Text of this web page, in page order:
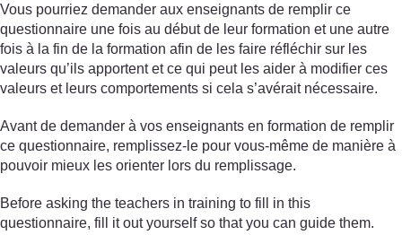
Vous pourriez demander aux enseignants de remplir ce
questionnaire une fois au début de leur formation et une autre
fois à la fin de la formation afin de les faire réfléchir sur les
valeurs qu’ils apportent et ce qui peut les aider à modifier ces
valeurs et leurs comportements si cela s’avérait nécessaire.
Avant de demander à vos enseignants en formation de remplir
ce questionnaire, remplissez-le pour vous-même de manière à
pouvoir mieux les orienter lors du remplissage.
Before asking the teachers in training to fill in this
questionnaire, fill it out yourself so that you can guide them.